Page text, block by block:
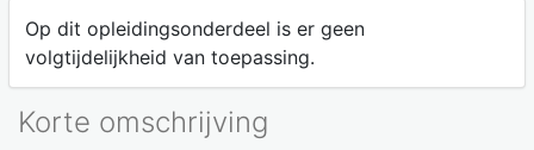
Op dit opleidingsonderdeel is er geen
volgtijdelijkheid van toepassing.
Korte omschrijving